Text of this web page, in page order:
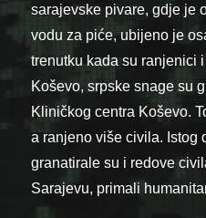
sarajevske pivare, gdje je
vodu za piće, ubijeno je
trenutku kada su ranjenici
Koševo, srpske snage su
Kliničkog centra Koševo.
a ranjeno više civila. Istog
granatirale su i redove
Sarajevu, primali